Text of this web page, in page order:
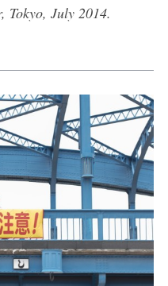
Tokyo, July 2014.